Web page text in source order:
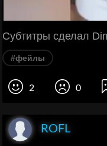
Субтитры сделал
#фейлы
2 0
ROFL